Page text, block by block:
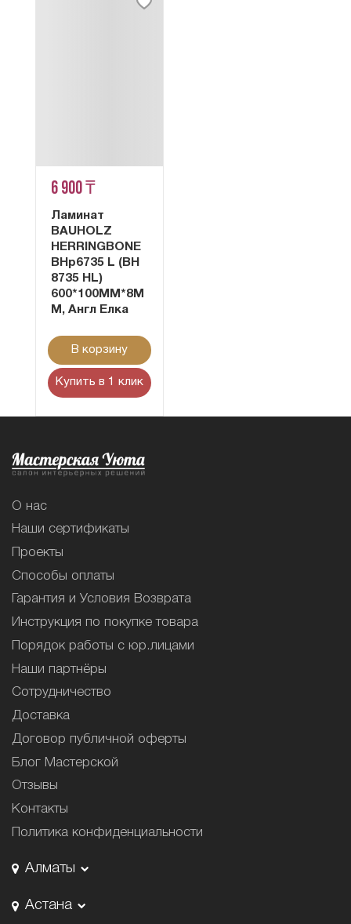
6 900 ₸
Ламинат
BAUHOLZ
HERRINGBONE
BHp6735 L (BH
8735 HL)
600*100MM*8М
М, Англ Елка
В корзину
Купить в 1 клик
О нас
Наши сертификаты
Проекты
Способы оплаты
Гарантия и Условия Возврата
Инструкция по покупке товара
Порядок работы с юр.лицами
Наши партнёры
Сотрудничество
Доставка
Договор публичной оферты
Блог Мастерской
Отзывы
Контакты
Политика конфиденциальности
Алматы
Астана